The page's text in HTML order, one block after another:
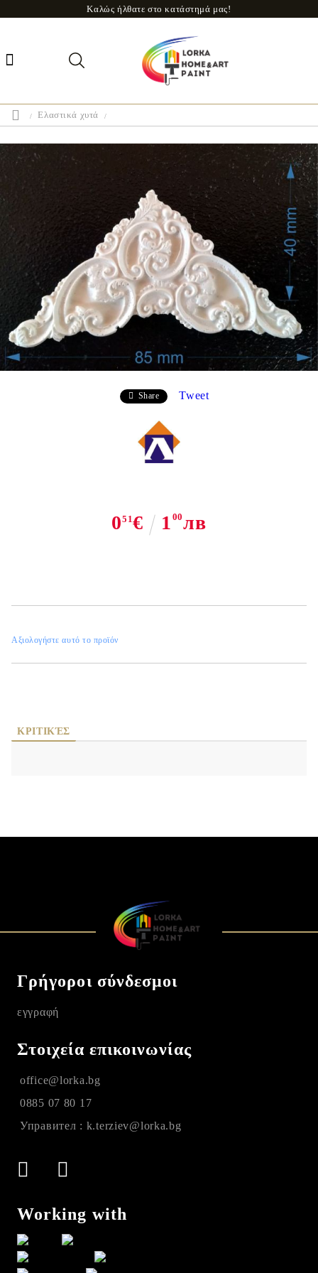
Καλώς ήλθατε στο κατάστημά μας!
Ελαστικά χυτά
Share Tweet
051€ 1 00лв
Αξιολογήστε αυτό το προϊόν
ΚΡΙΤΙΚΈΣ
Γρήγοροι σύνδεσμοι
εγγραφή
Στοιχεία επικοινωνίας
office@lorka.bg
0885 07 80 17
Управител : k.terziev@lorka.bg
Working with